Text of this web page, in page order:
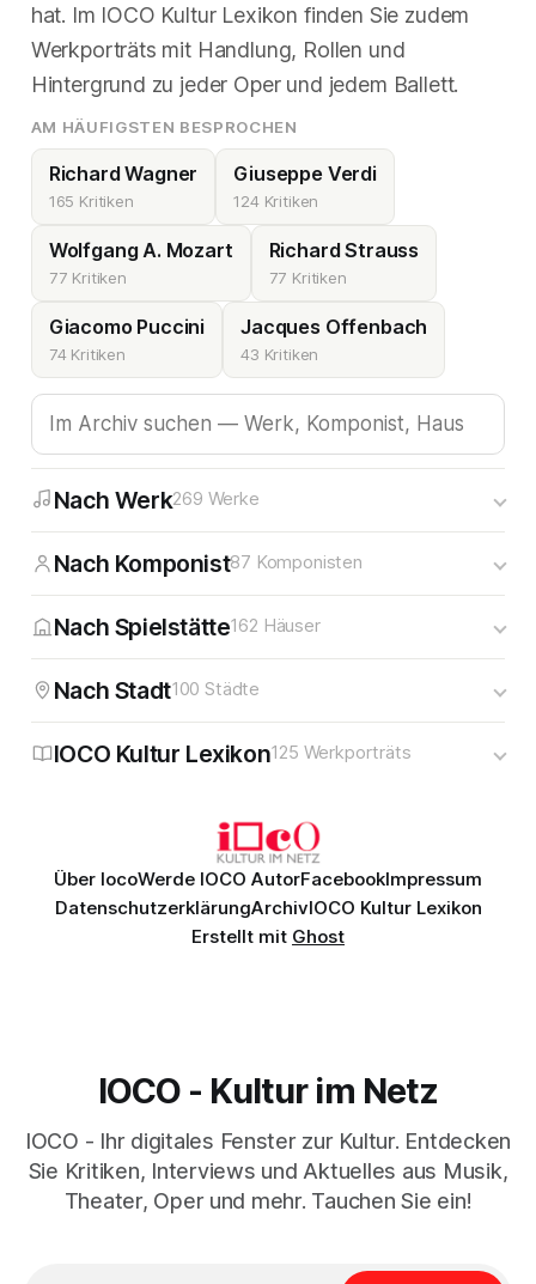
hat. Im IOCO Kultur Lexikon finden Sie zudem
Werkporträts mit Handlung, Rollen und
Hintergrund zu jeder Oper und jedem Ballett.
AM HÄUFIGSTEN BESPROCHEN
Richard Wagner
165 Kritiken
Giuseppe Verdi
124 Kritiken
Wolfgang A. Mozart
77 Kritiken
Richard Strauss
77 Kritiken
Giacomo Puccini
74 Kritiken
Jacques Offenbach
43 Kritiken
Nach Werk269 Werke
Nach Komponist87 Komponisten
Nach Spielstätte162 Häuser
Nach Stadt100 Städte
IOCO Kultur Lexikon125 Werkporträts
Über IocoWerde IOCO AutorFacebookImpressum
DatenschutzerklärungArchivIOCO Kultur Lexikon
Erstellt mit Ghost
IOCO - Kultur im Netz
IOCO - Ihr digitales Fenster zur Kultur. Entdecken
Sie Kritiken, Interviews und Aktuelles aus Musik,
Theater, Oper und mehr. Tauchen Sie ein!